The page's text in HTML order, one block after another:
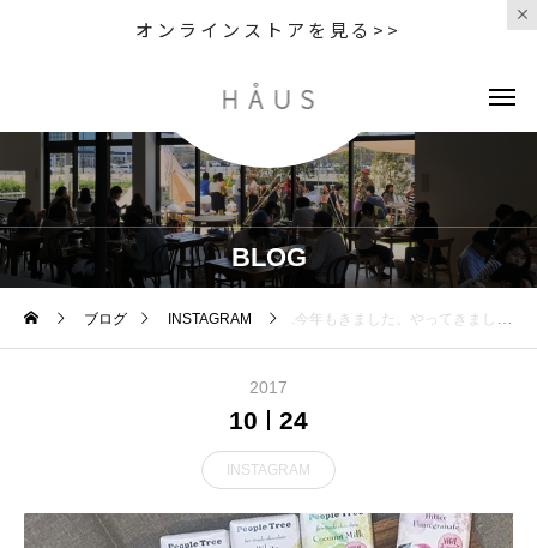
オンラインストアを見る>>
BLOG
ブログ INSTAGRAM .今年もきました。やってきました。寒い時期にしか会えない。この子たち♡今年から抹茶味が仲間入り。濃い抹茶味とパフの食感にスタッフも大絶賛。どれもこれも美味しそうで選びきれない、、、大神慶子さんのイラストがとっても素敵です♡目でも口でも楽しめるピープルツリーのチョコ。ぜひぜひ。おすすめです！..@haus_cafe_foods こちらもよろしくお願いします︎..#ピープルツリー #peopletree #people tree#フェアトレード #チョコ#フェアトレード チョコ#板チョコ#冬季限定#おやつ #おかし #甘いもの#ギフト #gift #贈り物#hausmatsue#島根 #松江
2017
10 24
INSTAGRAM